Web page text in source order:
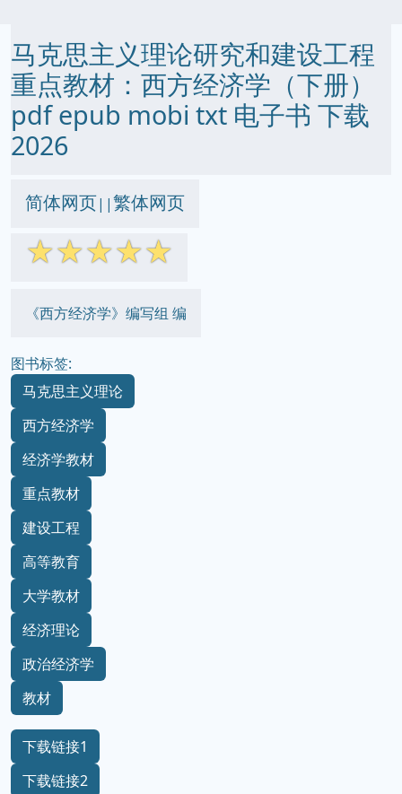
马克思主义理论研究和建设工程
重点教材：西方经济学（下册）
pdf epub mobi txt 电子书 下载
2026
简体网页||繁体网页
☆☆☆☆☆
《西方经济学》编写组 编
图书标签:
马克思主义理论
西方经济学
经济学教材
重点教材
建设工程
高等教育
大学教材
经济理论
政治经济学
教材
下载链接1
下载链接2